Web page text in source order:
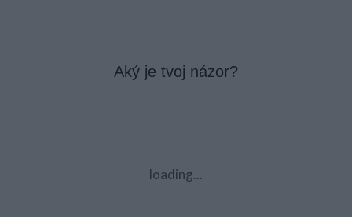
Aký je tvoj názor?
loading...